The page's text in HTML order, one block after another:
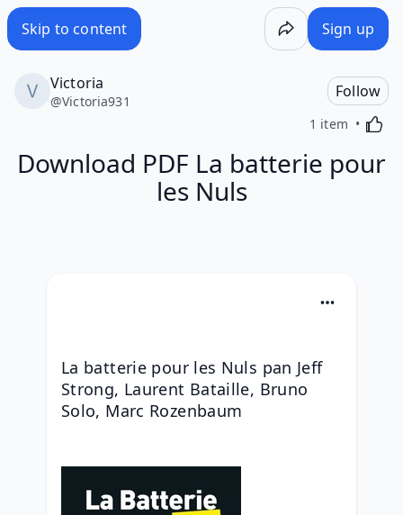
Skip to content Sign up
Victoria
@Victoria931
Follow
1 item
Download PDF La batterie pour
les Nuls
La batterie pour les Nuls pan Jeff
Strong, Laurent Bataille, Bruno
Solo, Marc Rozenbaum